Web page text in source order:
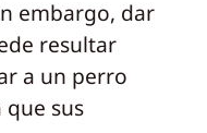
embargo, dar
resultar
a un perro
sus